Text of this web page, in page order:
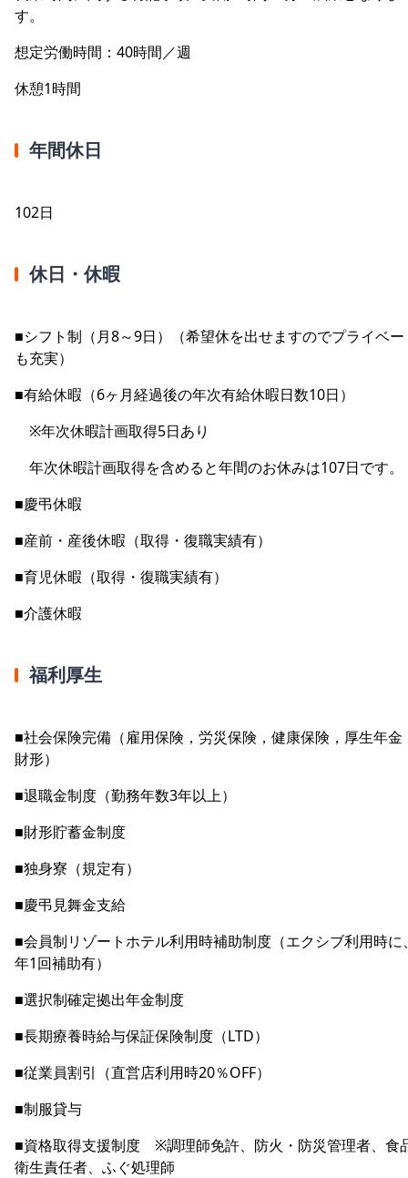
す。
想定労働時間：40時間／週
休憩1時間
年間休日
102日
休日・休暇
■シフト制（月8～9日）（希望休を出せますのでプライベー
も充実）
■有給休暇（6ヶ月経過後の年次有給休暇日数10日）
※年次休暇計画取得5日あり
年次休暇計画取得を含めると年間のお休みは107日です。
■慶弔休暇
■産前・産後休暇（取得・復職実績有）
■育児休暇（取得・復職実績有）
■介護休暇
福利厚生
■社会保険完備（雇用保険，労災保険，健康保険，厚生年金
財形）
■退職金制度（勤務年数3年以上）
■財形貯蓄金制度
■独身寮（規定有）
■慶弔見舞金支給
■会員制リゾートホテル利用時補助制度（エクシブ利用時に
年1回補助有）
■選択制確定拠出年金制度
■長期療養時給与保証保険制度（LTD）
■従業員割引（直営店利用時20％OFF）
■制服貸与
■資格取得支援制度 ※調理師免許、防火・防災管理者、食
衛生責任者、ふぐ処理師